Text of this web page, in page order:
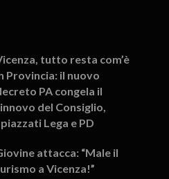
tutto resta com’è
Provincia: il nuovo
PA congela il
del Consiglio,
Lega e PD
attacca: “Male il
a Vicenza!”